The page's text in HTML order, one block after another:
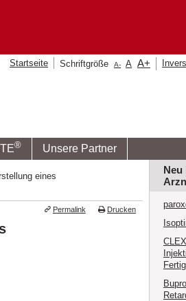
® Unsere Partner
Startseite Schriftgröße A- A A+
eines
Permalink Drucken
Neu